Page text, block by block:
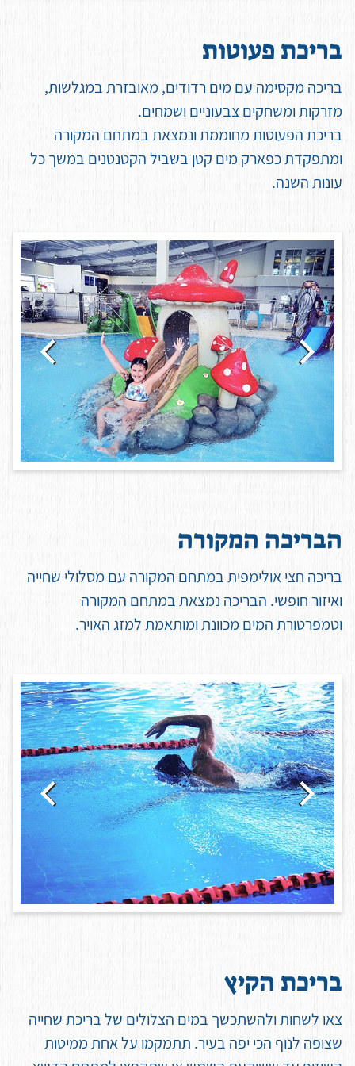
בריכת פעוטות
בריכה מקסימה עם מים רדודים, מאובזרת במגלשות,
מזרקות ומשחקים צבעוניים ושמחים.
בריכת הפעוטות מחוממת ונמצאת במתחם המקורה
ומתפקדת כפארק מים קטן בשביל הקטנטנים במשך כל
עונות השנה.
הבריכה המקורה
בריכה חצי אולימפית במתחם המקורה עם מסלולי שחייה
ואיזור חופשי. הבריכה נמצאת במתחם המקורה
וטמפרטורת המים מכוונת ומותאמת למזג האויר.
בריכת הקיץ
צאו לשחות ולהשתכשך במים הצלולים של בריכת שחייה
שצופה לנוף הכי יפה בעיר. תתמקמו על אחת ממיטות